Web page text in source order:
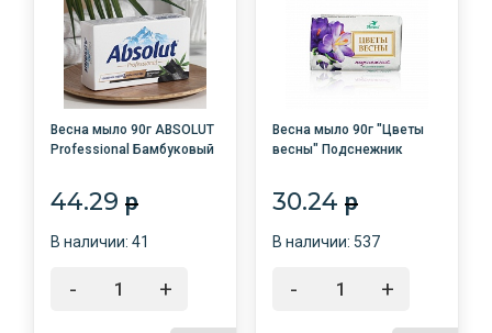
Весна мыло 90г ABSOLUT
Professional Бамбуковый
44.29 p
В наличии: 41
- +
Весна мыло 90г "Цветы
весны" Подснежник
30.24 p
В наличии: 537
- +